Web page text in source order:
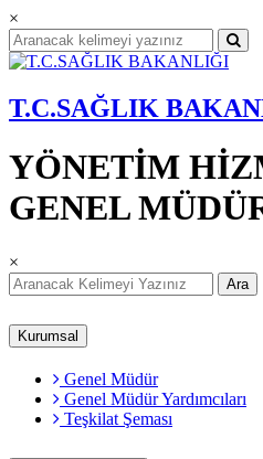
×
T.C.SAĞLIK
YÖNETİM
GENEL
×
Ara
Kurumsal
Genel Müdür
Genel Müdür Yardımcıları
Teşkilat Şeması